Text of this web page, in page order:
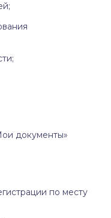
документы»
по месту